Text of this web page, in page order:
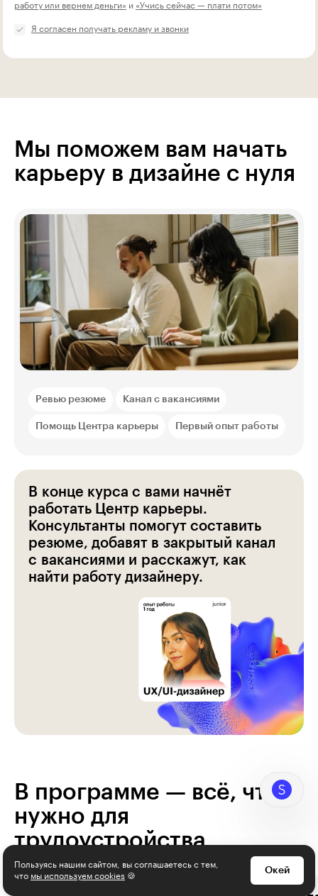
работу или вернем деньги» и «Учись сейчас — плати потом»
Я согласен получать рекламу и звонки
Мы поможем вам начать
карьеру в дизайне с нуля
Ревью резюме Канал с вакансиями
Помощь Центра карьеры Первый опыт работы
В конце курса с вами начнёт
работать Центр карьеры.
Консультанты помогут составить
резюме, добавят в закрытый канал
с вакансиями и расскажут, как
найти работу дизайнеру.
В программе — всё, что
нужно для
трудоустройства
Пользуясь нашим сайтом, вы соглашаетесь с тем,
что мы используем cookies 🍪
Окей